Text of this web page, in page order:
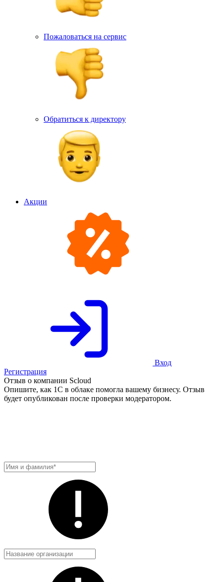
Пожаловаться на сервис
Обратиться к директору
Акции
Вход
Регистрация
Отзыв о компании Scloud
Опишите, как 1С в облаке помогла вашему бизнесу. Отзыв
будет опубликован после проверки модератором.